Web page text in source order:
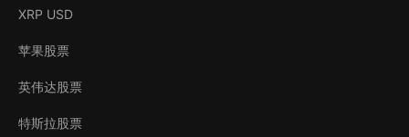
XRP USD
苹果股票
英伟达股票
特斯拉股票